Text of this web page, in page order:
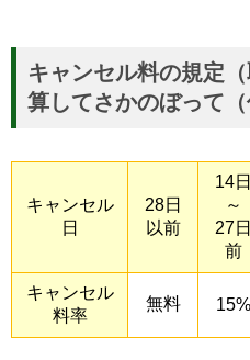
キャンセル料の規定
算してさかのぼって（
キャンセル
日
28日
以前
14日
～
27日
前
キャンセル
料率
無料 15%